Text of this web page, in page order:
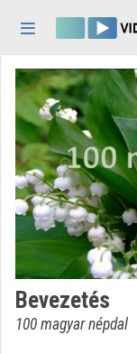
Kezdőlap
Bejelentkezés
Felfedezés
Kategóriák
Lejátszási listák
Intézmények
Közreműködők
Bevezetés
100 magyar népdal